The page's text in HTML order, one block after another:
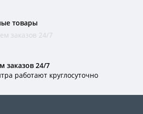
товары
заказов 24/7
работают круглосуточно